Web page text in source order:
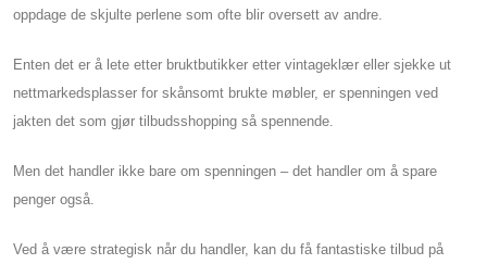
oppdage de skjulte perlene som ofte blir oversett av andre.
Enten det er å lete etter bruktbutikker etter vintageklær eller sjekke ut
nettmarkedsplasser for skånsomt brukte møbler, er spenningen ved
jakten det som gjør tilbudsshopping så spennende.
Men det handler ikke bare om spenningen – det handler om å spare
penger også.
Ved å være strategisk når du handler, kan du få fantastiske tilbud på